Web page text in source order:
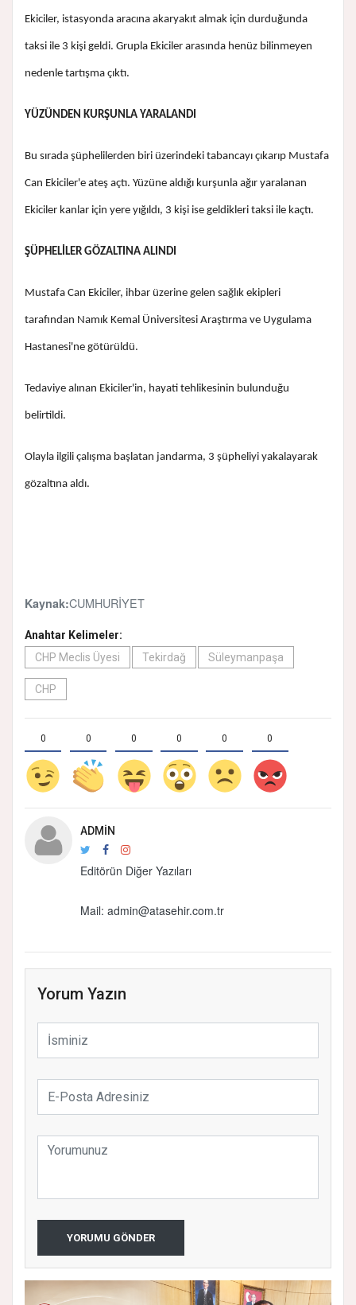
Ekiciler, istasyonda aracına akaryakıt almak için durduğunda
taksi ile 3 kişi geldi. Grupla Ekiciler arasında henüz bilinmeyen
nedenle tartışma çıktı.
YÜZÜNDEN KURŞUNLA YARALANDI
Bu sırada şüphelilerden biri üzerindeki tabancayı çıkarıp Mustafa
Can Ekiciler'e ateş açtı. Yüzüne aldığı kurşunla ağır yaralanan
Ekiciler kanlar için yere yığıldı, 3 kişi ise geldikleri taksi ile kaçtı.
ŞÜPHELİLER GÖZALTINA ALINDI
Mustafa Can Ekiciler, ihbar üzerine gelen sağlık ekipleri
tarafından Namık Kemal Üniversitesi Araştırma ve Uygulama
Hastanesi'ne götürüldü.
Tedaviye alınan Ekiciler'in, hayati tehlikesinin bulunduğu
belirtildi.
Olayla ilgili çalışma başlatan jandarma, 3 şüpheliyi yakalayarak
gözaltına aldı.
Kaynak:CUMHURİYET
Anahtar Kelimeler:
CHP Meclis Üyesi
Tekirdağ Süleymanpaşa
CHP
0 0 0 0 0 0
ADMIN
Editörün Diğer Yazıları
Mail: admin@atasehir.com.tr
Yorum Yazın
YORUMU GÖNDER